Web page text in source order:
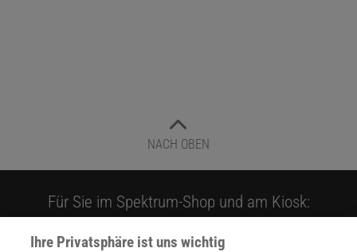
NACH OBEN
Für Sie im Spektrum-Shop und am Kiosk:
Ihre Privatsphäre ist uns wichtig